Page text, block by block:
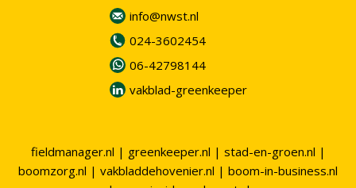
info@nwst.nl
024-3602454
06-42798144
vakblad-greenkeeper
fieldmanager.nl | greenkeeper.nl | stad-en-groen.nl |
boomzorg.nl | vakbladdehovenier.nl | boom-in-business.nl